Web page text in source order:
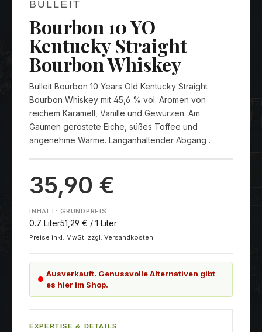
BULLEIT
Bourbon 10 YO
Kentucky Straight
Bourbon Whiskey
Bulleit Bourbon 10 Years Old Kentucky Straight
Bourbon Whiskey mit 45,6 % vol. Aromen von
reichem Karamell, Vanille und Gewürzen. Am
Gaumen geröstete Eiche, süßes Toffee und
angenehme Wärme. Langanhaltender Abgang .
35,90 €
INHALT:
0.7 Liter
GRUNDPREIS
51,29 € / 1 Liter
Preise inkl. MwSt. zzgl. Versandkosten.
Ausverkauft. Genussvolle Alternativen gibt
es hier im Shop.
EXPERTISE & DETAILS